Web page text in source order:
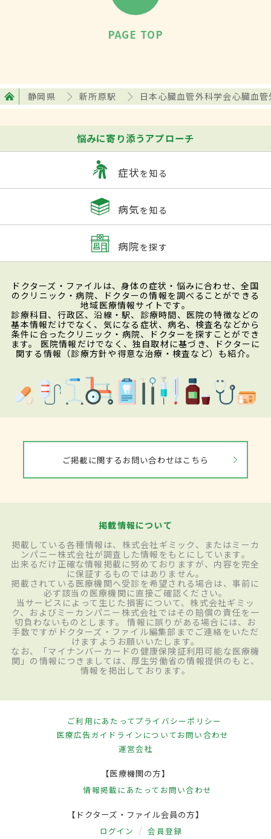
PAGE TOP
静岡県 新所原駅 日本心臓血管外科学会心臓血
悩みに寄り添うアプローチ
症状を知る
病気を知る
病院を探す
ドクターズ・ファイルは、身体の症状・悩みに合わせ、全国
のクリニック・病院、ドクターの情報を調べることができる
地域医療情報サイトです。
診療科目、行政区、沿線・駅、診療時間、医院の特徴などの
基本情報だけでなく、気になる症状、病名、検査名などから
条件に合ったクリニック・病院、ドクターを探すことができ
ます。 医院情報だけでなく、独自取材に基づき、ドクターに
関する情報（診療方針や得意な治療・検査など）も紹介。
ご掲載に関するお問い合わせはこちら
掲載情報について
掲載している各種情報は、株式会社ギミック、またはミーカ
ンパニー株式会社が調査した情報をもとにしています。
出来るだけ正確な情報掲載に努めておりますが、内容を完全
に保証するものではありません。
掲載されている医療機関へ受診を希望される場合は、事前に
必ず該当の医療機関に直接ご確認ください。
当サービスによって生じた損害について、株式会社ギミッ
ク、およびミーカンパニー株式会社ではその賠償の責任を一
切負わないものとします。 情報に誤りがある場合には、お
手数ですがドクターズ・ファイル編集部までご連絡をいただ
けますようお願いいたします。
なお、「マイナンバーカードの健康保険証利用可能な医療機
関」の情報につきましては、厚生労働省の情報提供のもと、
情報を掲出しております。
ご利用にあたってプライバシーポリシー
医療広告ガイドラインについてお問い合わせ
運営会社
【医療機関の方】
情報掲載にあたって お問い合わせ
【ドクターズ・ファイル会員の方】
ログイン 会員登録